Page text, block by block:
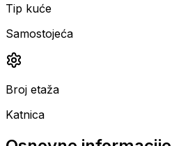
Tip kuće
Samostojeća
Broj etaža
Katnica